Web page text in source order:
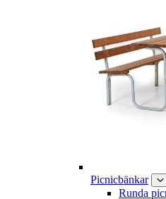
Picnicbänkar
Runda